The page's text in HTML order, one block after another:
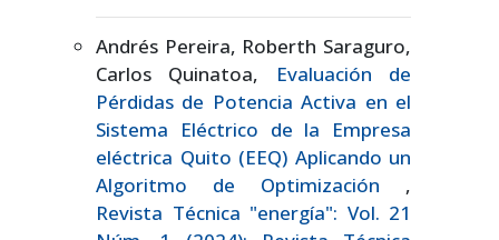
Andrés Pereira, Roberth Saraguro,
Carlos Quinatoa,
Evaluación de
Pérdidas de Potencia Activa en el
Sistema Eléctrico de la Empresa
eléctrica Quito (EEQ) Aplicando un
Algoritmo de Optimización ,
Revista Técnica "energía": Vol. 21